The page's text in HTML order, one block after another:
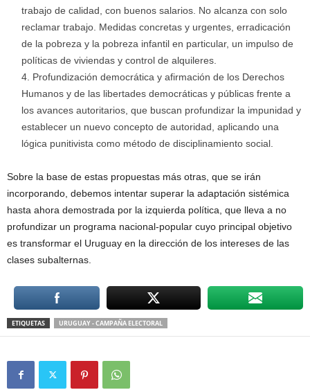
trabajo de calidad, con buenos salarios. No alcanza con solo
reclamar trabajo. Medidas concretas y urgentes, erradicación
de la pobreza y la pobreza infantil en particular, un impulso de
políticas de viviendas y control de alquileres.
Profundización democrática y afirmación de los Derechos
Humanos y de las libertades democráticas y públicas frente a
los avances autoritarios, que buscan profundizar la impunidad y
establecer un nuevo concepto de autoridad, aplicando una
lógica punitivista como método de disciplinamiento social.
Sobre la base de estas propuestas más otras, que se irán
incorporando, debemos intentar superar la adaptación sistémica
hasta ahora demostrada por la izquierda política, que lleva a no
profundizar un programa nacional-popular cuyo principal objetivo
es transformar el Uruguay en la dirección de los intereses de las
clases subalternas.
ETIQUETAS URUGUAY - CAMPAÑA ELECTORAL